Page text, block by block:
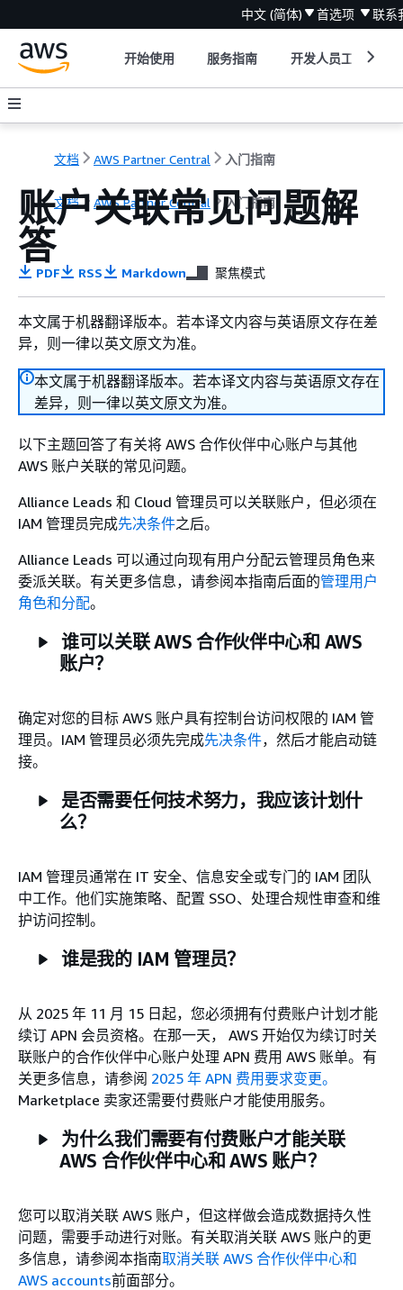
中文 (简体) 首选项 联系
开始使用 服务指南 开发人员工具
文档 AWS Partner Central 入门指南
文档 AWS Partner Central 入门指南
账户关联常见问题解
答
PDF RSS Markdown 聚焦模式
本文属于机器翻译版本。若本译文内容与英语原文存在差
异，则一律以英文原文为准。
本文属于机器翻译版本。若本译文内容与英语原文存在
差异，则一律以英文原文为准。
以下主题回答了有关将 AWS 合作伙伴中心账户与其他
AWS 账户关联的常见问题。
Alliance Leads 和 Cloud 管理员可以关联账户，但必须在
IAM 管理员完成先决条件之后。
Alliance Leads 可以通过向现有用户分配云管理员角色来
委派关联。有关更多信息，请参阅本指南后面的管理用户
角色和分配。
谁可以关联 AWS 合作伙伴中心和 AWS
账户？
确定对您的目标 AWS 账户具有控制台访问权限的 IAM 管
理员。IAM 管理员必须先完成先决条件，然后才能启动链
接。
是否需要任何技术努力，我应该计划什
么？
IAM 管理员通常在 IT 安全、信息安全或专门的 IAM 团队
中工作。他们实施策略、配置 SSO、处理合规性审查和维
护访问控制。
谁是我的 IAM 管理员？
从 2025 年 11 月 15 日起，您必须拥有付费账户计划才能
续订 APN 会员资格。在那一天， AWS 开始仅为续订时关
联账户的合作伙伴中心账户处理 APN 费用 AWS 账单。有
关更多信息，请参阅 2025 年 APN 费用要求变更。
Marketplace 卖家还需要付费账户才能使用服务。
为什么我们需要有付费账户才能关联
AWS 合作伙伴中心和 AWS 账户？
您可以取消关联 AWS 账户，但这样做会造成数据持久性
问题，需要手动进行对账。有关取消关联 AWS 账户的更
多信息，请参阅本指南取消关联 AWS 合作伙伴中心和
AWS accounts前面部分。